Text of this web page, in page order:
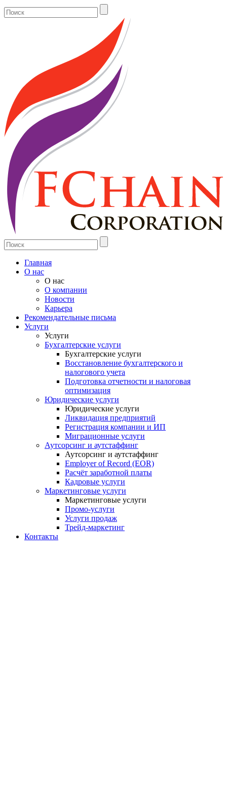
Главная
О нас
О нас
О компании
Новости
Карьера
Рекомендательные письма
Услуги
Услуги
Бухгалтерские услуги
Бухгалтерские услуги
Восстановление бухгалтерского и
налогового учета
Подготовка отчетности и налоговая
оптимизация
Юридические услуги
Юридические услуги
Ликвидация предприятий
Регистрация компании и ИП
Миграционные услуги
Аутсорсинг и аутстаффинг
Аутсорсинг и аутстаффинг
Employer of Record (EOR)
Расчёт заработной платы
Кадровые услуги
Маркетинговые услуги
Маркетинговые услуги
Промо-услуги
Услуги продаж
Трейд-маркетинг
Контакты